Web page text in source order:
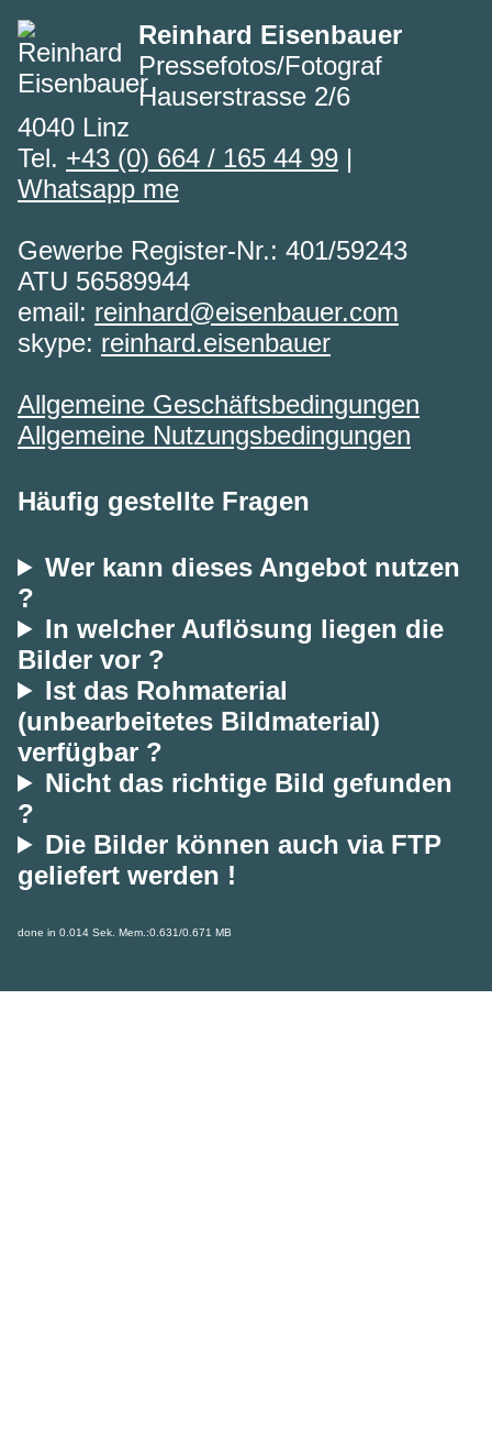
Reinhard Eisenbauer
Pressefotos/Fotograf
Hauserstrasse 2/6
4040 Linz
Tel. +43 (0) 664 / 165 44 99 |
Whatsapp me
Gewerbe Register-Nr.: 401/59243
ATU 56589944
email: reinhard@eisenbauer.com
skype: reinhard.eisenbauer
Allgemeine Geschäftsbedingungen
Allgemeine Nutzungsbedingungen
Häufig gestellte Fragen
Wer kann dieses Angebot nutzen
?
In welcher Auflösung liegen die
Bilder vor ?
Ist das Rohmaterial
(unbearbeitetes Bildmaterial)
verfügbar ?
Nicht das richtige Bild gefunden
?
Die Bilder können auch via FTP
geliefert werden !
done in 0.014 Sek. Mem.:0.631/0.671 MB